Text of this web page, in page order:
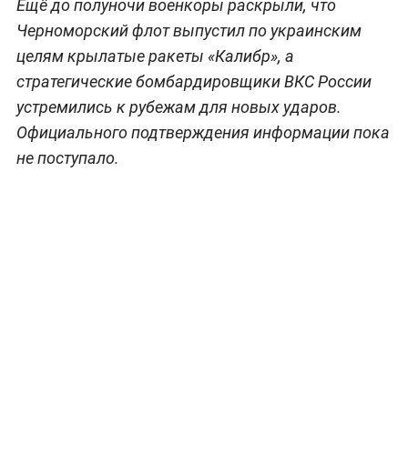
Ещё до полуночи военкоры раскрыли, что
Черноморский флот выпустил по украинским
целям крылатые ракеты «Калибр», а
стратегические бомбардировщики ВКС России
устремились к рубежам для новых ударов.
Официального подтверждения информации пока
не поступало.